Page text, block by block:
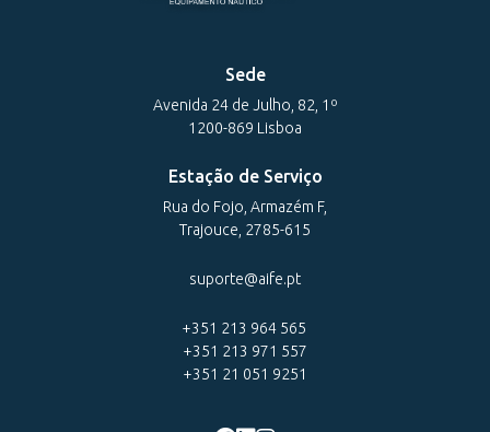
Sede
Avenida 24 de Julho, 82, 1º
1200-869 Lisboa
Estação de Serviço
Rua do Fojo, Armazém F,
Trajouce, 2785-615
suporte@aife.pt
+351 213 964 565
+351 213 971 557
+351 21 051 9251